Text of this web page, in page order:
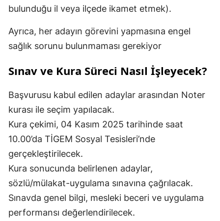
bulunduğu il veya ilçede ikamet etmek).
Ayrıca, her adayın görevini yapmasına engel
sağlık sorunu bulunmaması gerekiyor
Sınav ve Kura Süreci Nasıl İşleyecek?
Başvurusu kabul edilen adaylar arasından Noter
kurası ile seçim yapılacak.
Kura çekimi, 04 Kasım 2025 tarihinde saat
10.00’da TİGEM Sosyal Tesisleri’nde
gerçekleştirilecek.
Kura sonucunda belirlenen adaylar,
sözlü/mülakat-uygulama sınavına çağrılacak.
Sınavda genel bilgi, mesleki beceri ve uygulama
performansı değerlendirilecek.